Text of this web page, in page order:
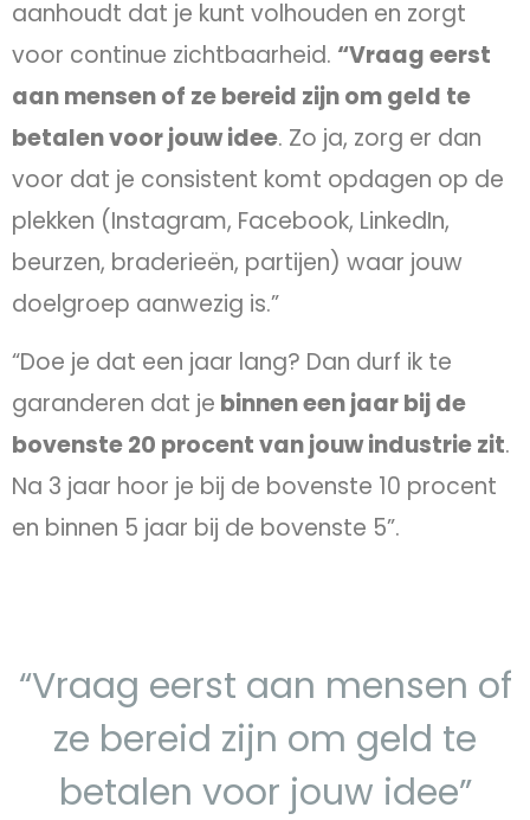
aanhoudt dat je kunt volhouden en zorgt
voor continue zichtbaarheid. “Vraag eerst
aan mensen of ze bereid zijn om geld te
betalen voor jouw idee. Zo ja, zorg er dan
voor dat je consistent komt opdagen op de
plekken (Instagram, Facebook, LinkedIn,
beurzen, braderieën, partijen) waar jouw
doelgroep aanwezig is.”
“Doe je dat een jaar lang? Dan durf ik te
garanderen dat je binnen een jaar bij de
bovenste 20 procent van jouw industrie zit.
Na 3 jaar hoor je bij de bovenste 10 procent
en binnen 5 jaar bij de bovenste 5”.
“Vraag eerst aan mensen of
ze bereid zijn om geld te
betalen voor jouw idee”